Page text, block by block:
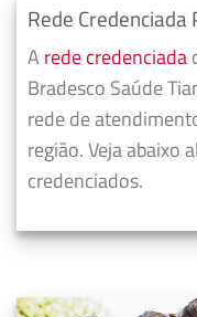
Rede
A rede credenciada
Bradesco Saúde
rede de
região. Veja abaixo
credenciados.